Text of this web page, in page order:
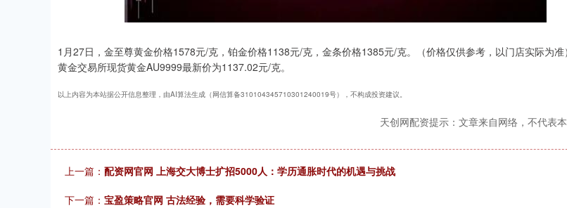
1月27日，金至尊黄金价格1578元/克，铂金价格1138元/克，金条价格1385元/克。（价格仅供参考，以门店实际为
黄金交易所现货黄金AU9999最新价为1137.02元/克。
以上内容为本站据公开信息整理，由AI算法生成（网信算备310104345710301240019号），不构成投资建议。
天创网配资提示：文章来自网络，不代表本
上一篇： 配资网官网 上海交大博士扩招5000人：学历通胀时代的机遇与挑战
下一篇： 宝盈策略官网 古法经验，需要科学验证